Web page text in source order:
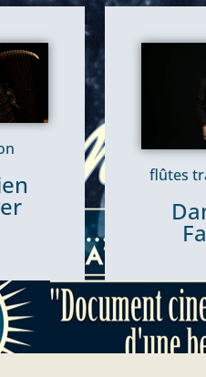
flûtes